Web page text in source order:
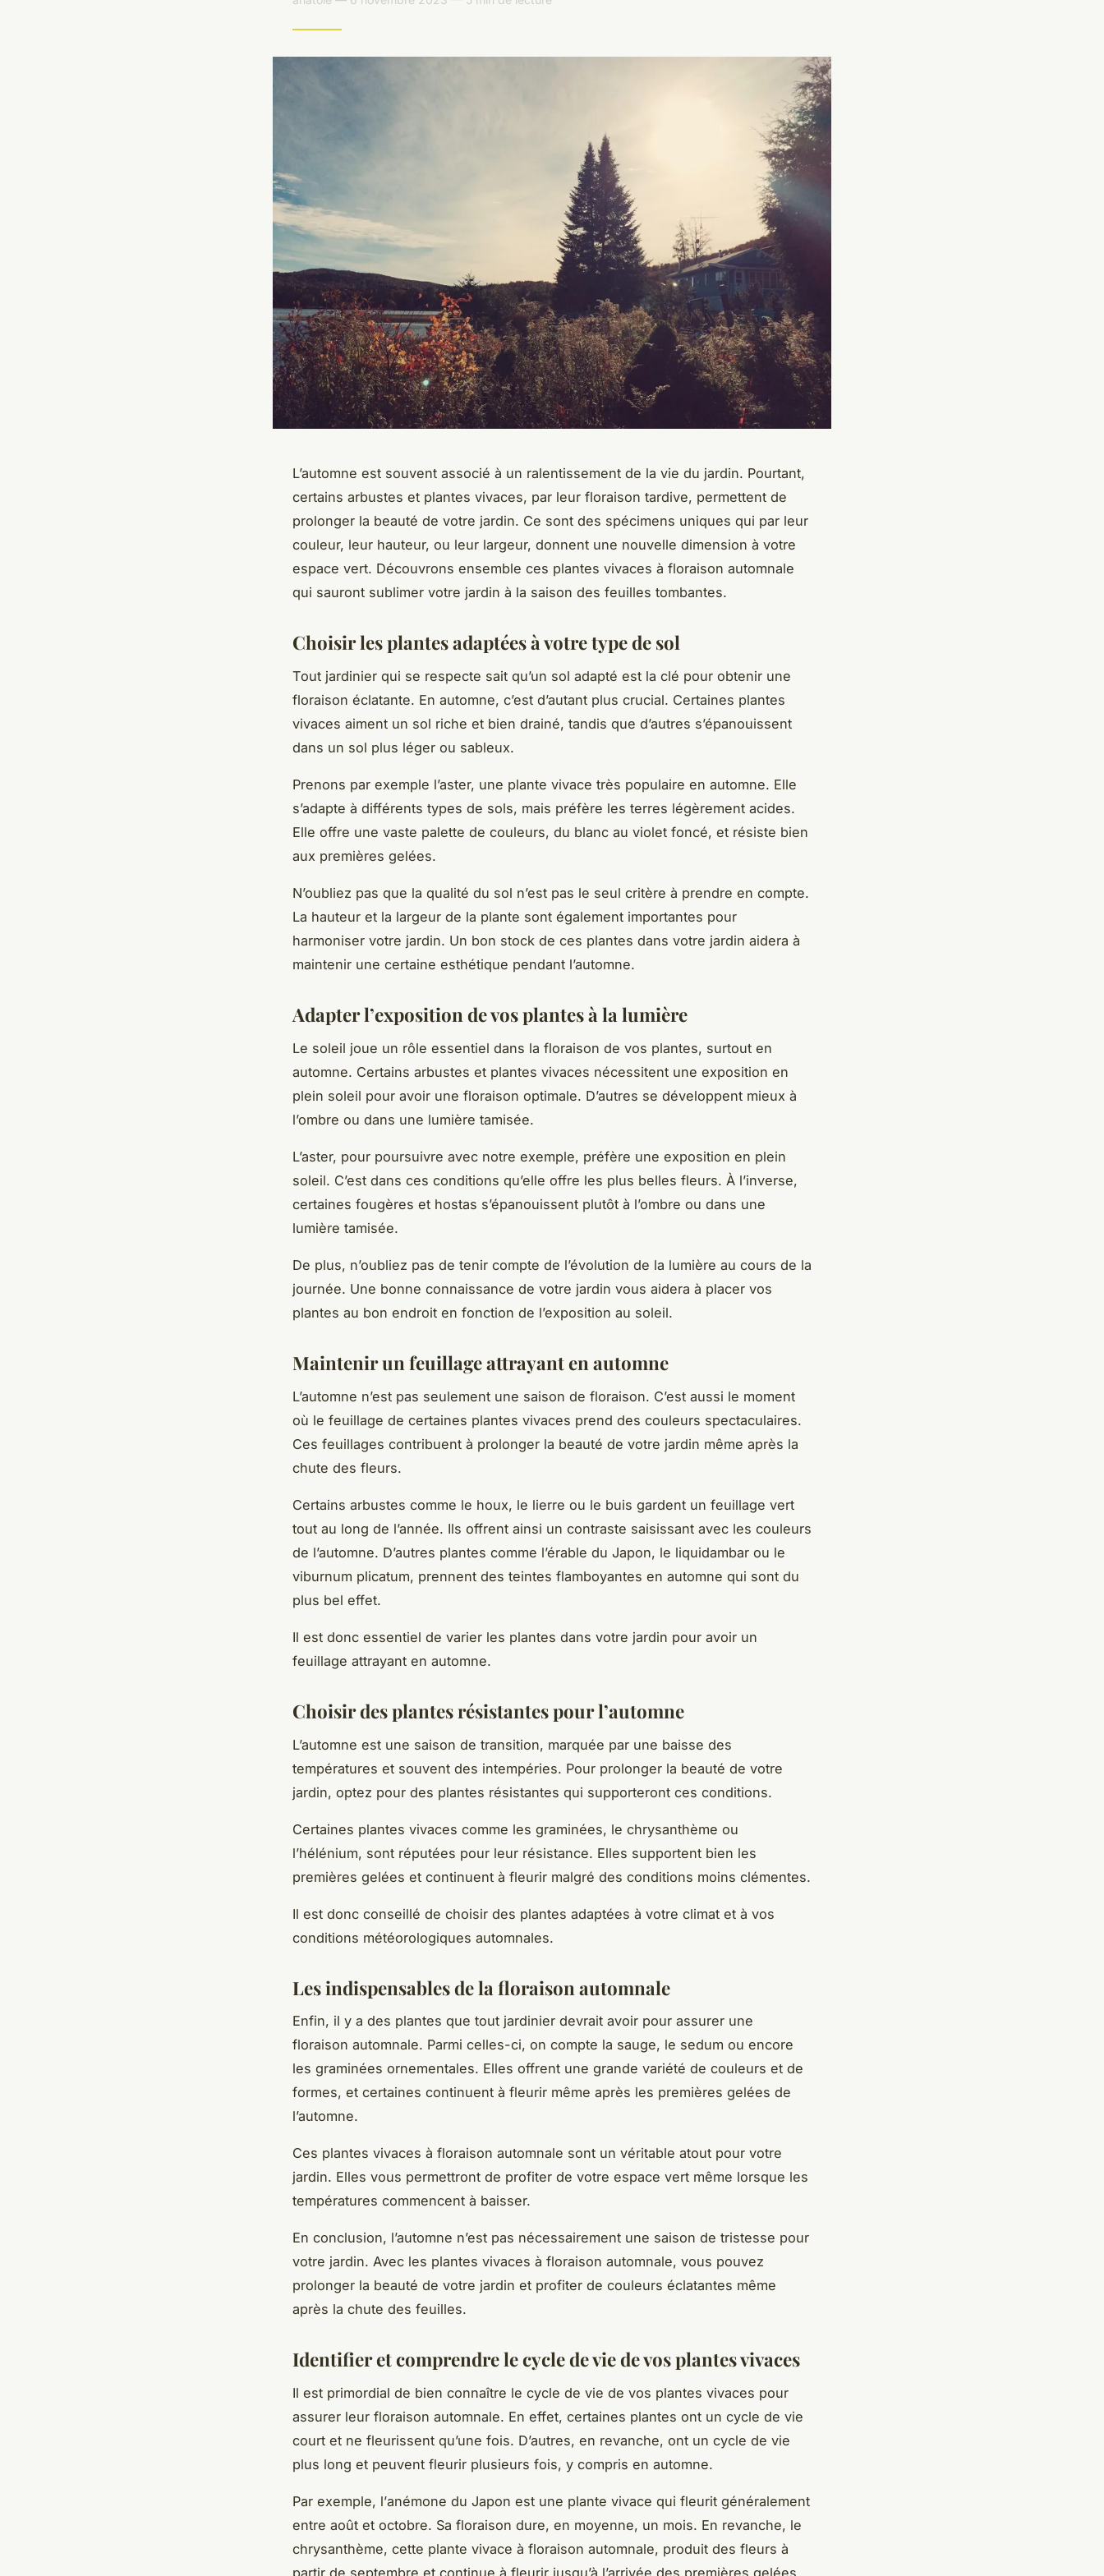
L’automne est souvent associé à un ralentissement de la vie du jardin. Pourtant,
certains arbustes et plantes vivaces, par leur floraison tardive, permettent de
prolonger la beauté de votre jardin. Ce sont des spécimens uniques qui par leur
couleur, leur hauteur, ou leur largeur, donnent une nouvelle dimension à votre
espace vert. Découvrons ensemble ces plantes vivaces à floraison automnale
qui sauront sublimer votre jardin à la saison des feuilles tombantes.
Choisir les plantes adaptées à votre type de sol
Tout jardinier qui se respecte sait qu’un sol adapté est la clé pour obtenir une
floraison éclatante. En automne, c’est d’autant plus crucial. Certaines plantes
vivaces aiment un sol riche et bien drainé, tandis que d’autres s’épanouissent
dans un sol plus léger ou sableux.
Prenons par exemple l’aster, une plante vivace très populaire en automne. Elle
s’adapte à différents types de sols, mais préfère les terres légèrement acides.
Elle offre une vaste palette de couleurs, du blanc au violet foncé, et résiste bien
aux premières gelées.
N’oubliez pas que la qualité du sol n’est pas le seul critère à prendre en compte.
La hauteur et la largeur de la plante sont également importantes pour
harmoniser votre jardin. Un bon stock de ces plantes dans votre jardin aidera à
maintenir une certaine esthétique pendant l’automne.
Adapter l’exposition de vos plantes à la lumière
Le soleil joue un rôle essentiel dans la floraison de vos plantes, surtout en
automne. Certains arbustes et plantes vivaces nécessitent une exposition en
plein soleil pour avoir une floraison optimale. D’autres se développent mieux à
l’ombre ou dans une lumière tamisée.
L’aster, pour poursuivre avec notre exemple, préfère une exposition en plein
soleil. C’est dans ces conditions qu’elle offre les plus belles fleurs. À l’inverse,
certaines fougères et hostas s’épanouissent plutôt à l’ombre ou dans une
lumière tamisée.
De plus, n’oubliez pas de tenir compte de l’évolution de la lumière au cours de la
journée. Une bonne connaissance de votre jardin vous aidera à placer vos
plantes au bon endroit en fonction de l’exposition au soleil.
Maintenir un feuillage attrayant en automne
L’automne n’est pas seulement une saison de floraison. C’est aussi le moment
où le feuillage de certaines plantes vivaces prend des couleurs spectaculaires.
Ces feuillages contribuent à prolonger la beauté de votre jardin même après la
chute des fleurs.
Certains arbustes comme le houx, le lierre ou le buis gardent un feuillage vert
tout au long de l’année. Ils offrent ainsi un contraste saisissant avec les couleurs
de l’automne. D’autres plantes comme l’érable du Japon, le liquidambar ou le
viburnum plicatum, prennent des teintes flamboyantes en automne qui sont du
plus bel effet.
Il est donc essentiel de varier les plantes dans votre jardin pour avoir un
feuillage attrayant en automne.
Choisir des plantes résistantes pour l’automne
L’automne est une saison de transition, marquée par une baisse des
températures et souvent des intempéries. Pour prolonger la beauté de votre
jardin, optez pour des plantes résistantes qui supporteront ces conditions.
Certaines plantes vivaces comme les graminées, le chrysanthème ou
l’hélénium, sont réputées pour leur résistance. Elles supportent bien les
premières gelées et continuent à fleurir malgré des conditions moins clémentes.
Il est donc conseillé de choisir des plantes adaptées à votre climat et à vos
conditions météorologiques automnales.
Les indispensables de la floraison automnale
Enfin, il y a des plantes que tout jardinier devrait avoir pour assurer une
floraison automnale. Parmi celles-ci, on compte la sauge, le sedum ou encore
les graminées ornementales. Elles offrent une grande variété de couleurs et de
formes, et certaines continuent à fleurir même après les premières gelées de
l’automne.
Ces plantes vivaces à floraison automnale sont un véritable atout pour votre
jardin. Elles vous permettront de profiter de votre espace vert même lorsque les
températures commencent à baisser.
En conclusion, l’automne n’est pas nécessairement une saison de tristesse pour
votre jardin. Avec les plantes vivaces à floraison automnale, vous pouvez
prolonger la beauté de votre jardin et profiter de couleurs éclatantes même
après la chute des feuilles.
Identifier et comprendre le cycle de vie de vos plantes vivaces
Il est primordial de bien connaître le cycle de vie de vos plantes vivaces pour
assurer leur floraison automnale. En effet, certaines plantes ont un cycle de vie
court et ne fleurissent qu’une fois. D’autres, en revanche, ont un cycle de vie
plus long et peuvent fleurir plusieurs fois, y compris en automne.
Par exemple, l’anémone du Japon est une plante vivace qui fleurit généralement
entre août et octobre. Sa floraison dure, en moyenne, un mois. En revanche, le
chrysanthème, cette plante vivace à floraison automnale, produit des fleurs à